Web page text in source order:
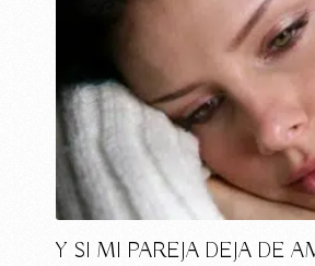
Y SI MI PAREJA DEJA DE